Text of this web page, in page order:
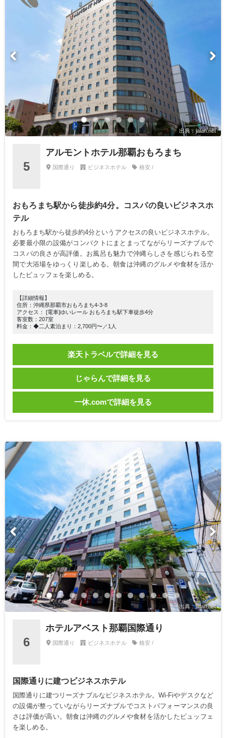
出典：jalan.net
5
アルモントホテル那覇おもろまち
国際通り ビジネスホテル 格安 /
おもろまち駅から徒歩約4分。コスパの良いビジネスホ
テル
おもろまち駅から徒歩約4分というアクセスの良いビジネスホテル。
必要最小限の設備がコンパクトにまとまってながらリーズナブルで
コスパの良さが高評価。お風呂も魅力で沖縄らしさを感じられる空
間で大浴場をゆっくり楽しめる。朝食は沖縄のグルメや食材を活か
したビュッフェを楽しめる。
【詳細情報】
住所：沖縄県那覇市おもろまち4-3-8
アクセス： [電車]ゆいレール おもろまち駅下車徒歩4分
客室数：207室
料金：◆二人素泊まり：2,700円〜／1人
楽天トラベルで詳細を見る
じゃらんで詳細を見る
一休.comで詳細を見る
出典：jalan.net
6
ホテルアベスト那覇国際通り
国際通り ビジネスホテル 格安 /
国際通りに建つビジネスホテル
国際通りに建つリーズナブルなビジネスホテル。Wi-Fiやデスクなど
の設備が整っていながらリーズナブルでコストパフォーマンスの良
さは評価が高い。朝食は沖縄のグルメや食材を活かしたビュッフェ
を楽しめる。